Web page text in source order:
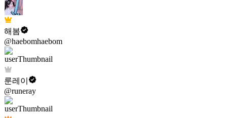
해봄
@haebomhaebom
룬레이
@runeray